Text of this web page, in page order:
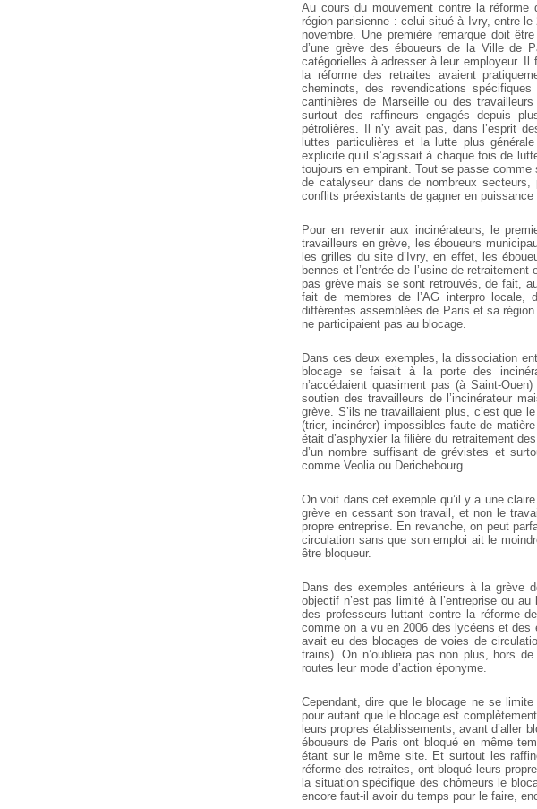
Au cours du mouvement contre la
région parisienne : celui situé à Ivry, entre
novembre. Une première remarque doit
d’une grève des éboueurs de la Ville de
catégorielles à adresser à leur employeur.
la réforme des retraites avaient
cheminots, des revendications
cantinières de Marseille ou des
surtout des raffineurs engagés depuis
pétrolières. Il n’y avait pas, dans l’esprit
luttes particulières et la lutte plus
explicite qu’il s’agissait à chaque fois de
toujours en empirant. Tout se passe
de catalyseur dans de nombreux
conflits préexistants de gagner en
Pour en revenir aux incinérateurs, le
travailleurs en grève, les éboueurs
les grilles du site d’Ivry, en effet, les
bennes et l’entrée de l’usine de
pas grève mais se sont retrouvés, de fait,
fait de membres de l’AG interpro locale,
différentes assemblées de Paris et sa
ne participaient pas au blocage.
Dans ces deux exemples, la dissociation
blocage se faisait à la porte des
n’accédaient quasiment pas (à Saint-
soutien des travailleurs de l’incinérateur
grève. S’ils ne travaillaient plus, c’est que
(trier, incinérer) impossibles faute de
était d’asphyxier la filière du retraitement
d’un nombre suffisant de grévistes et
comme Veolia ou Derichebourg.
On voit dans cet exemple qu’il y a une
grève en cessant son travail, et non le
propre entreprise. En revanche, on peut
circulation sans que son emploi ait le
être bloqueur.
Dans des exemples antérieurs à la grève
objectif n’est pas limité à l’entreprise ou
des professeurs luttant contre la réforme
comme on a vu en 2006 des lycéens et
avait eu des blocages de voies de
trains). On n’oubliera pas non plus, hors
routes leur mode d’action éponyme.
Cependant, dire que le blocage ne se
pour autant que le blocage est
leurs propres établissements, avant d’aller
éboueurs de Paris ont bloqué en même
étant sur le même site. Et surtout les
réforme des retraites, ont bloqué leurs
la situation spécifique des chômeurs le
encore faut-il avoir du temps pour le faire,